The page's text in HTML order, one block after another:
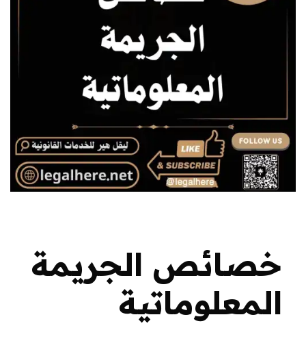
خصائص الجريمة
المعلوماتية